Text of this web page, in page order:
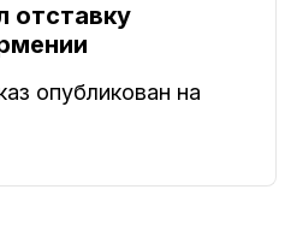
отставку
опубликован на